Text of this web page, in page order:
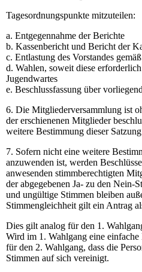
Tagesordnungspunkte mitzuteilen:
a. Entgegennahme der Berichte
b. Kassenbericht und Bericht der
c. Entlastung des Vorstandes
d. Wahlen, soweit diese
Jugendwartes
e. Beschlussfassung über
6. Die Mitgliederversammlung ist
der erschienenen Mitglieder
weitere Bestimmung dieser
7. Sofern nicht eine weitere
anzuwenden ist, werden
anwesenden stimmberechtigten
der abgegebenen Ja- zu den Nein-
und ungültige Stimmen bleiben
Stimmengleichheit gilt ein Antrag
Dies gilt analog für den 1.
Wird im 1. Wahlgang eine
für den 2. Wahlgang, dass die
Stimmen auf sich vereinigt.